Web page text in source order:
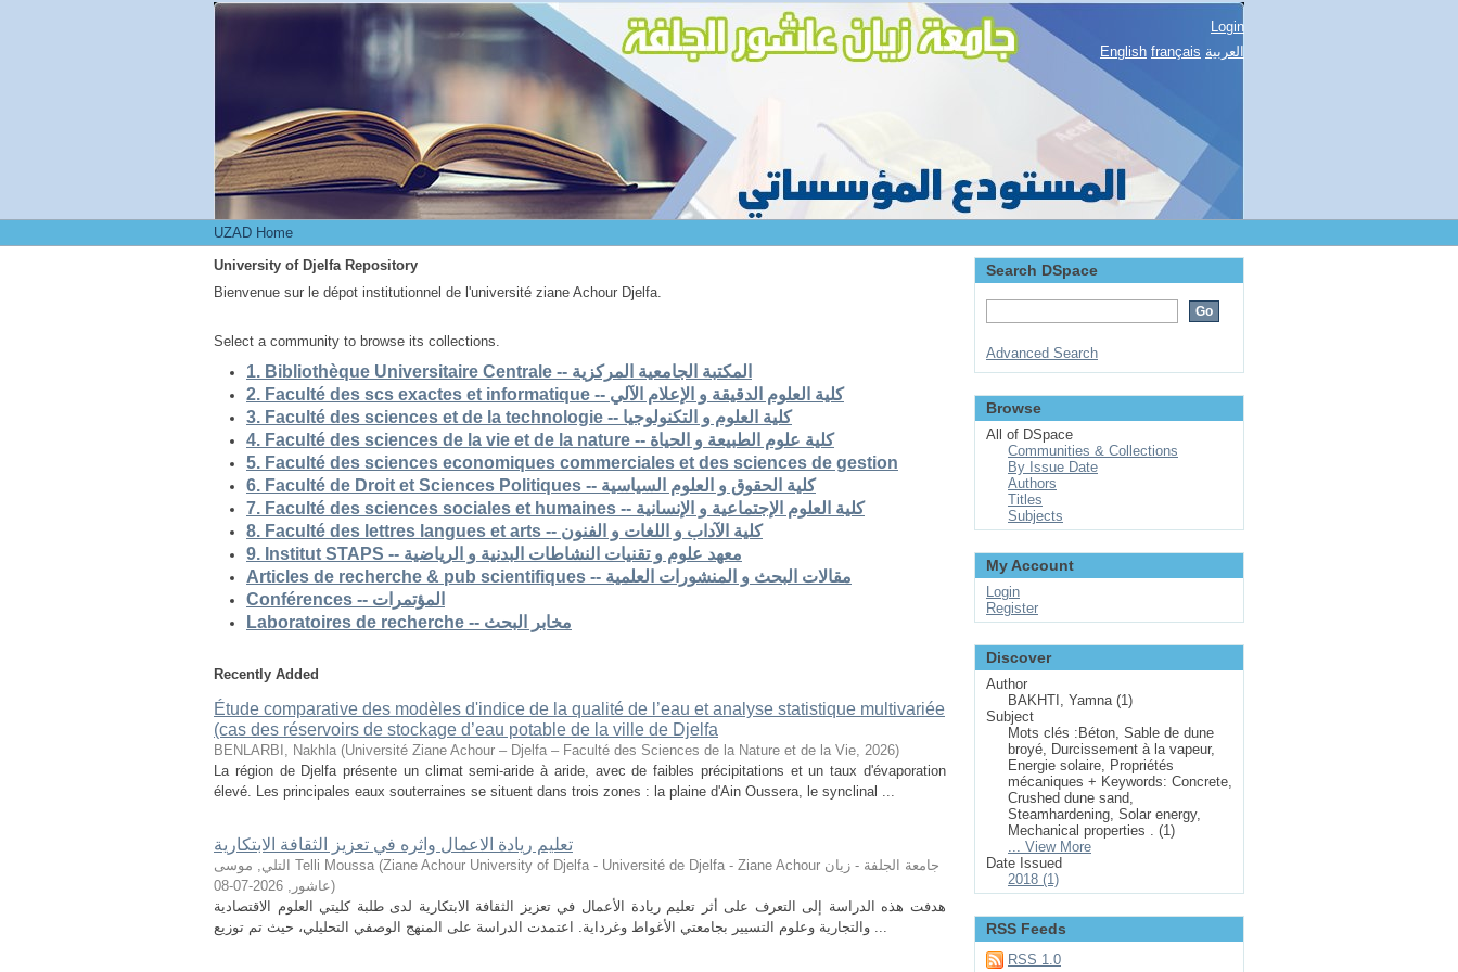
UZAD Home
Login
English français العربية
UZAD Home
University of Djelfa Repository
Bienvenue sur le dépot institutionnel de l'université ziane Achour Djelfa.
Select a community to browse its collections.
1. Bibliothèque Universitaire Centrale -- المكتبة الجامعية المركزية
2. Faculté des scs exactes et informatique -- كلية العلوم الدقيقة و الإعلام الآلي
3. Faculté des sciences et de la technologie -- كلية العلوم و التكنولوجيا
4. Faculté des sciences de la vie et de la nature -- كلية علوم الطبيعة و الحياة
5. Faculté des sciences economiques commerciales et des sciences de gestion
6. Faculté de Droit et Sciences Politiques -- كلية الحقوق و العلوم السياسية
7. Faculté des sciences sociales et humaines -- كلية العلوم الإجتماعية و الإنسانية
8. Faculté des lettres langues et arts -- كلية الآداب و اللغات و الفنون
9. Institut STAPS -- معهد علوم و تقنيات النشاطات البدنية و الرياضية
Articles de recherche & pub scientifiques -- مقالات البحث و المنشورات العلمية
Conférences -- المؤتمرات
Laboratoires de recherche -- مخابر البحث
Recently Added
Étude comparative des modèles d'indice de la qualité de l’eau et analyse statistique multivariée
(cas des réservoirs de stockage d’eau potable de la ville de Djelfa
BENLARBI, Nakhla (Université Ziane Achour – Djelfa – Faculté des Sciences de la Nature et de la Vie, 2026)
La région de Djelfa présente un climat semi-aride à aride, avec de faibles précipitations et un taux d'évaporation
élevé. Les principales eaux souterraines se situent dans trois zones : la plaine d'Ain Oussera, le synclinal ...
تعليم ريادة الاعمال واثره في تعزيز الثقافة الابتكارية
التلي, موسى Telli Moussa (Ziane Achour University of Djelfa - Université de Djelfa - Ziane Achour جامعة الجلفة - زيان
عاشور ,
2026-07-08
)
هدفت هذه الدراسة إلى التعرف على أثر تعليم ريادة الأعمال في تعزيز الثقافة الابتكارية لدى طلبة كليتي العلوم الاقتصادية
والتجارية وعلوم التسيير بجامعتي الأغواط وغرداية. اعتمدت الدراسة على المنهج الوصفي التحليلي، حيث تم توزيع ...
Search DSpace
Advanced Search
Browse
All of DSpace
Communities & Collections
By Issue Date
Authors
Titles
Subjects
My Account
Login
Register
Discover
Author
BAKHTI, Yamna (1)
Subject
Mots clés :Béton, Sable de dune
broyé, Durcissement à la vapeur,
Energie solaire, Propriétés
mécaniques + Keywords: Concrete,
Crushed dune sand,
Steamhardening, Solar energy,
Mechanical properties . (1)
... View More
Date Issued
2018 (1)
RSS Feeds
RSS 1.0